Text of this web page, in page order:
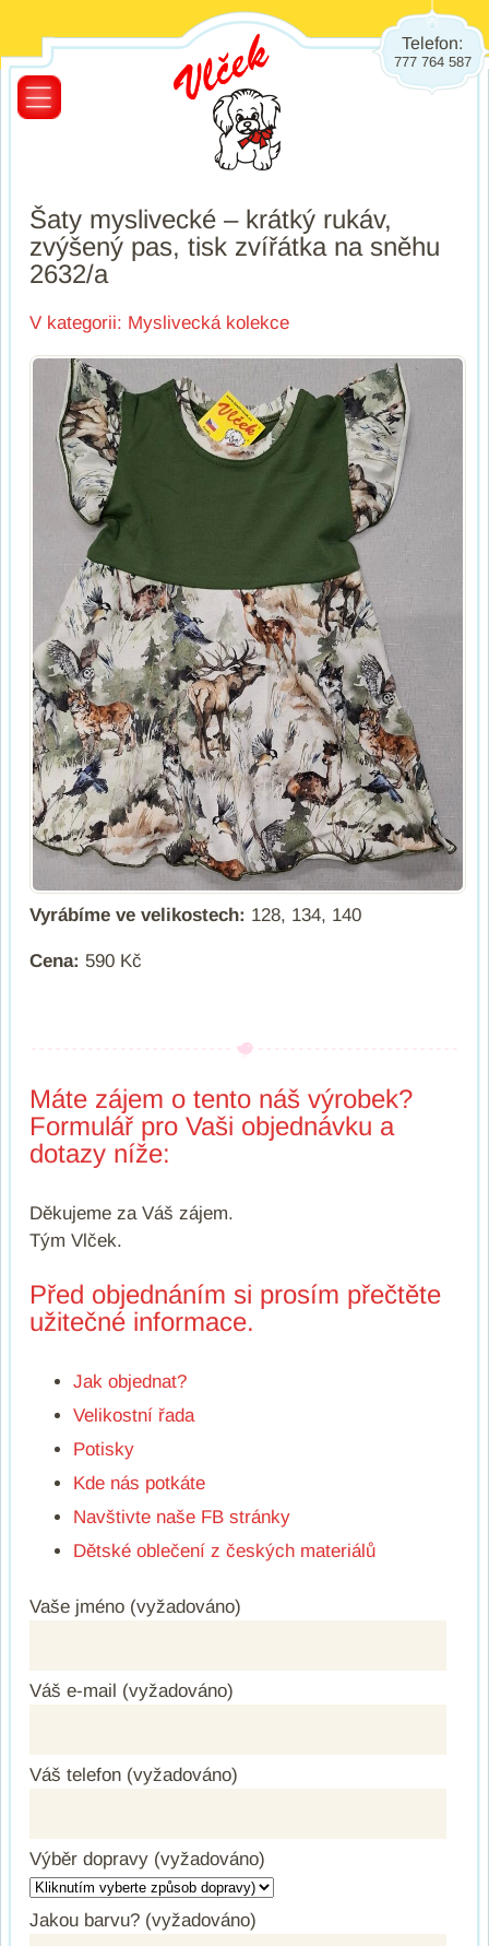
Telefon:
777 764 587
Šaty myslivecké – krátký rukáv,
zvýšený pas, tisk zvířátka na sněhu
2632/a
V kategorii: Myslivecká kolekce
Vyrábíme ve velikostech: 128, 134, 140
Cena: 590 Kč
Máte zájem o tento náš výrobek?
Formulář pro Vaši objednávku a
dotazy níže:
Děkujeme za Váš zájem.
Tým Vlček.
Před objednáním si prosím přečtěte
užitečné informace.
Jak objednat?
Velikostní řada
Potisky
Kde nás potkáte
Navštivte naše FB stránky
Dětské oblečení z českých materiálů
Vaše jméno (vyžadováno)
Váš e-mail (vyžadováno)
Váš telefon (vyžadováno)
Výběr dopravy (vyžadováno)
Jakou barvu? (vyžadováno)